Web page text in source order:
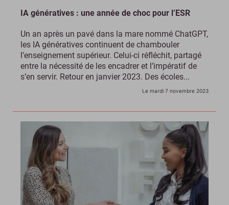
IA génératives : une année de choc pour l’ESR
Un an après un pavé dans la mare nommé ChatGPT,
les IA génératives continuent de chambouler
l’enseignement supérieur. Celui-ci réfléchit, partagé
entre la nécessité de les encadrer et l’impératif de
s’en servir. Retour en janvier 2023. Des écoles...
Le mardi 7 novembre 2023